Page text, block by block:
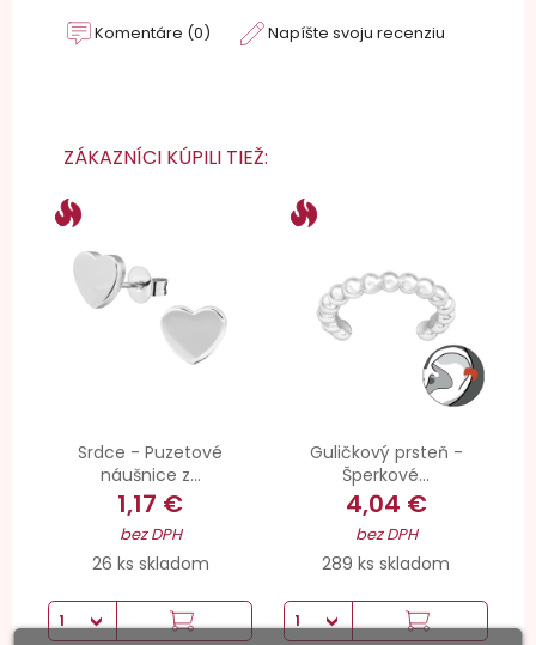
Komentáre (0) Napíšte svoju recenziu
ZÁKAZNÍCI KÚPILI TIEŽ:
Srdce - Puzetové
náušnice z...
1,17 €
bez DPH
26 ks skladom
Guličkový prsteň -
Šperkové...
4,04 €
bez DPH
289 ks skladom